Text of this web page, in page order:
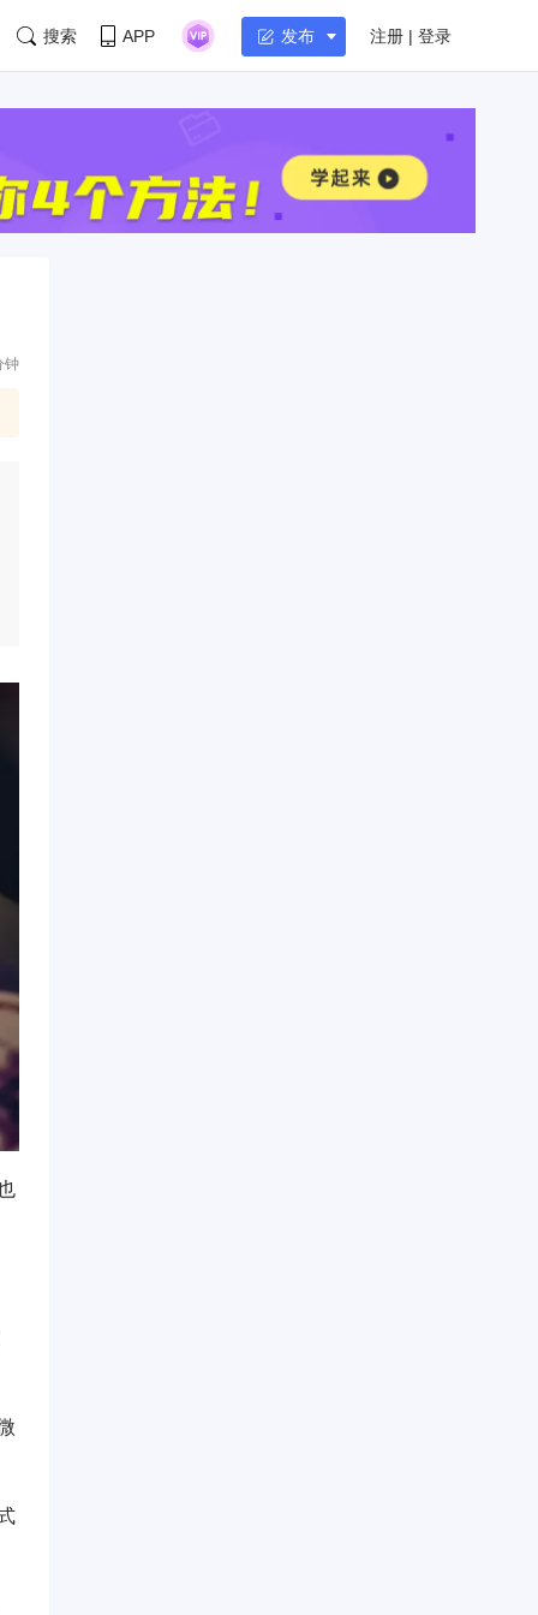
搜索 APP 发布 注册 | 登录
钟